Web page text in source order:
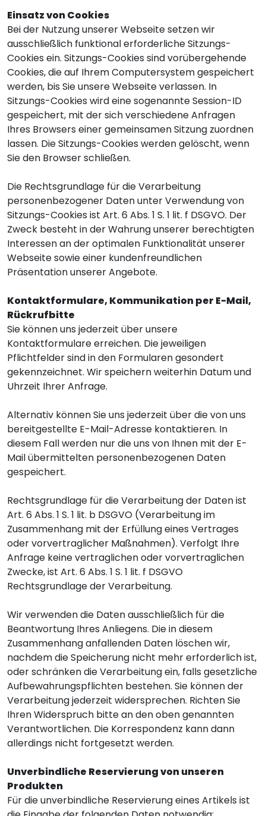
Einsatz von Cookies
Bei der Nutzung unserer Webseite setzen wir
ausschließlich funktional erforderliche Sitzungs-
Cookies ein. Sitzungs-Cookies sind vorübergehende
Cookies, die auf Ihrem Computersystem gespeichert
werden, bis Sie unsere Webseite verlassen. In
Sitzungs-Cookies wird eine sogenannte Session-ID
gespeichert, mit der sich verschiedene Anfragen
Ihres Browsers einer gemeinsamen Sitzung zuordnen
lassen. Die Sitzungs-Cookies werden gelöscht, wenn
Sie den Browser schließen.
Die Rechtsgrundlage für die Verarbeitung
personenbezogener Daten unter Verwendung von
Sitzungs-Cookies ist Art. 6 Abs. 1 S. 1 lit. f DSGVO. Der
Zweck besteht in der Wahrung unserer berechtigten
Interessen an der optimalen Funktionalität unserer
Webseite sowie einer kundenfreundlichen
Präsentation unserer Angebote.
Kontaktformulare, Kommunikation per E-Mail,
Rückrufbitte
Sie können uns jederzeit über unsere
Kontaktformulare erreichen. Die jeweiligen
Pflichtfelder sind in den Formularen gesondert
gekennzeichnet. Wir speichern weiterhin Datum und
Uhrzeit Ihrer Anfrage.
Alternativ können Sie uns jederzeit über die von uns
bereitgestellte E-Mail-Adresse kontaktieren. In
diesem Fall werden nur die uns von Ihnen mit der E-
Mail übermittelten personenbezogenen Daten
gespeichert.
Rechtsgrundlage für die Verarbeitung der Daten ist
Art. 6 Abs. 1 S. 1 lit. b DSGVO (Verarbeitung im
Zusammenhang mit der Erfüllung eines Vertrages
oder vorvertraglicher Maßnahmen). Verfolgt Ihre
Anfrage keine vertraglichen oder vorvertraglichen
Zwecke, ist Art. 6 Abs. 1 S. 1 lit. f DSGVO
Rechtsgrundlage der Verarbeitung.
Wir verwenden die Daten ausschließlich für die
Beantwortung Ihres Anliegens. Die in diesem
Zusammenhang anfallenden Daten löschen wir,
nachdem die Speicherung nicht mehr erforderlich ist,
oder schränken die Verarbeitung ein, falls gesetzliche
Aufbewahrungspflichten bestehen. Sie können der
Verarbeitung jederzeit widersprechen. Richten Sie
Ihren Widerspruch bitte an den oben genannten
Verantwortlichen. Die Korrespondenz kann dann
allerdings nicht fortgesetzt werden.
Unverbindliche Reservierung von unseren
Produkten
Für die unverbindliche Reservierung eines Artikels ist